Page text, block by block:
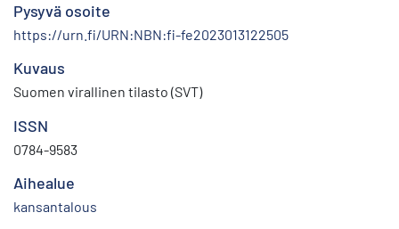
Pysyvä osoite
https://urn.fi/URN:NBN:fi-fe2023013122505
Kuvaus
Suomen virallinen tilasto (SVT)
ISSN
0784-9583
Aihealue
kansantalous